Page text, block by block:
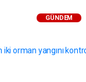
GÜNDEM